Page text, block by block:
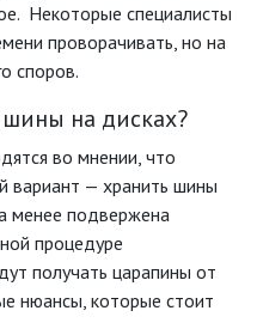
Некоторые специалисты
проворачивать, но на
споров.
на дисках?
во мнении, что
вариант — хранить шины
менее подвержена
процедуре
получать царапины от
нюансы, которые стоит